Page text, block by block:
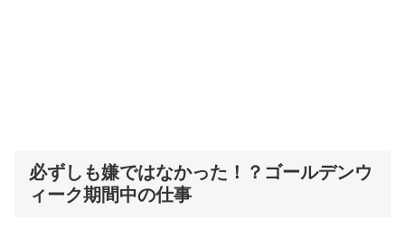
必ずしも嫌ではなかった！？ゴールデンウ
ィーク期間中の仕事